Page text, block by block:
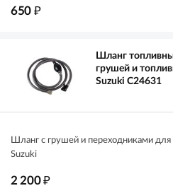
650 ₽
Шланг
грушей и
Suzuki C24631
Шланг с грушей и переходниками
Suzuki
2 200₽